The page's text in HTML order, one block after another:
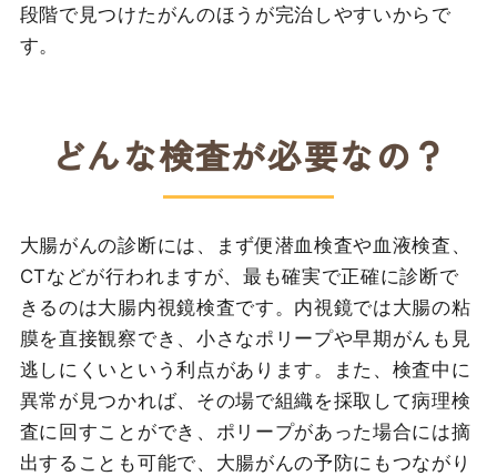
段階で見つけたがんのほうが完治しやすいからで
す。
どんな検査が必要なの？
大腸がんの診断には、まず便潜血検査や血液検査、
CTなどが行われますが、最も確実で正確に診断で
きるのは大腸内視鏡検査です。内視鏡では大腸の粘
膜を直接観察でき、小さなポリープや早期がんも見
逃しにくいという利点があります。また、検査中に
異常が見つかれば、その場で組織を採取して病理検
査に回すことができ、ポリープがあった場合には摘
出することも可能で、大腸がんの予防にもつながり